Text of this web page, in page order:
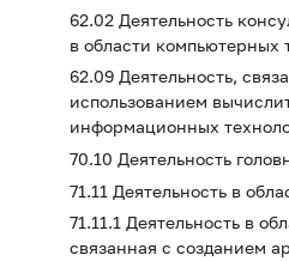
62.02 Деятельность
в области компьютерных
62.09 Деятельность,
использованием
информационных
70.10 Деятельность
71.11 Деятельность в
71.11.1 Деятельность в
связанная с созданием